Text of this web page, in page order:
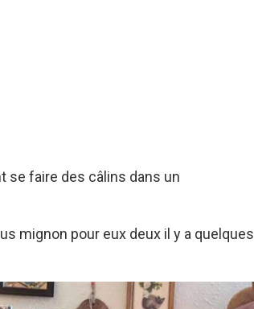
se faire des câlins dans un
mignon pour eux deux il y a quelques